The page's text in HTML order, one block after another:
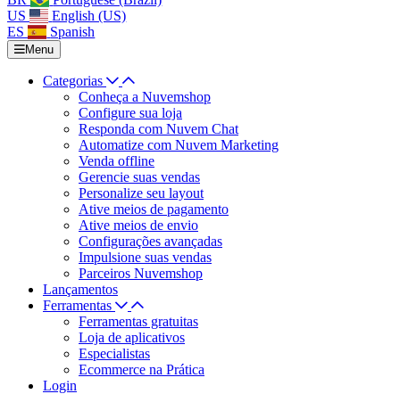
US
English (US)
ES
Spanish
Menu
Categorias
Conheça a Nuvemshop
Configure sua loja
Responda com Nuvem Chat
Automatize com Nuvem Marketing
Venda offline
Gerencie suas vendas
Personalize seu layout
Ative meios de pagamento
Ative meios de envio
Configurações avançadas
Impulsione suas vendas
Parceiros Nuvemshop
Lançamentos
Ferramentas
Ferramentas gratuitas
Loja de aplicativos
Especialistas
Ecommerce na Prática
Login